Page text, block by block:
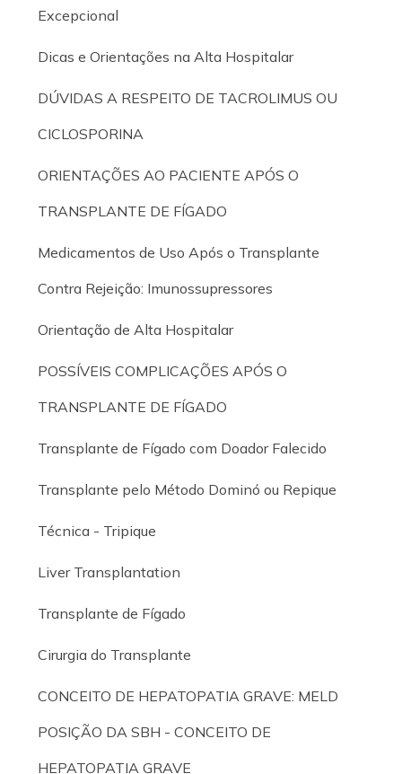
Excepcional
Dicas e Orientações na Alta Hospitalar
DÚVIDAS A RESPEITO DE TACROLIMUS OU
CICLOSPORINA
ORIENTAÇÕES AO PACIENTE APÓS O
TRANSPLANTE DE FÍGADO
Medicamentos de Uso Após o Transplante
Contra Rejeição: Imunossupressores
Orientação de Alta Hospitalar
POSSÍVEIS COMPLICAÇÕES APÓS O
TRANSPLANTE DE FÍGADO
Transplante de Fígado com Doador Falecido
Transplante pelo Método Dominó ou Repique
Técnica - Tripique
Liver Transplantation
Transplante de Fígado
Cirurgia do Transplante
CONCEITO DE HEPATOPATIA GRAVE: MELD
POSIÇÃO DA SBH - CONCEITO DE
HEPATOPATIA GRAVE